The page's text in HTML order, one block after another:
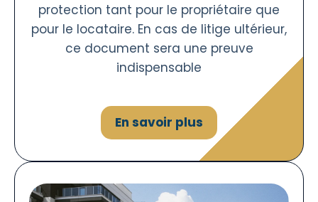
protection tant pour le propriétaire que
pour le locataire. En cas de litige ultérieur,
ce document sera une preuve
indispensable
En savoir plus